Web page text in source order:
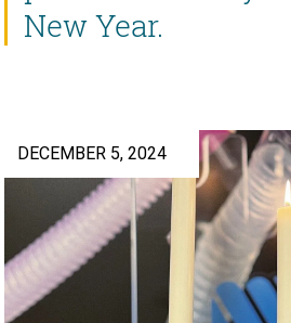
New Year.
DECEMBER 5, 2024